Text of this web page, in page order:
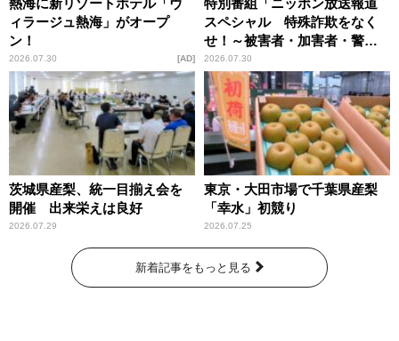
熱海に新リゾートホテル「ヴ
ィラージュ熱海」がオープ
ン！
2026.07.30 AD
特別番組「ニッポン放送報道
スペシャル 特殊詐欺をなく
せ！～被害者・加害者・警視
庁が語るトクリュウの実態
～」放送
2026.07.30
茨城県産梨、統一目揃え会を
開催 出来栄えは良好
2026.07.29
東京・大田市場で千葉県産梨
「幸水」初競り
2026.07.25
新着記事をもっと見る